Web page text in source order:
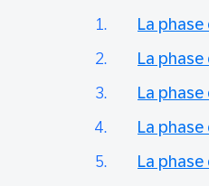
La
La
La phase
La
La